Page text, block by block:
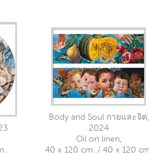
Body and Soul กายและจิต,
2024
Oil on linen,
40 x 120 cm. / 40 x 120